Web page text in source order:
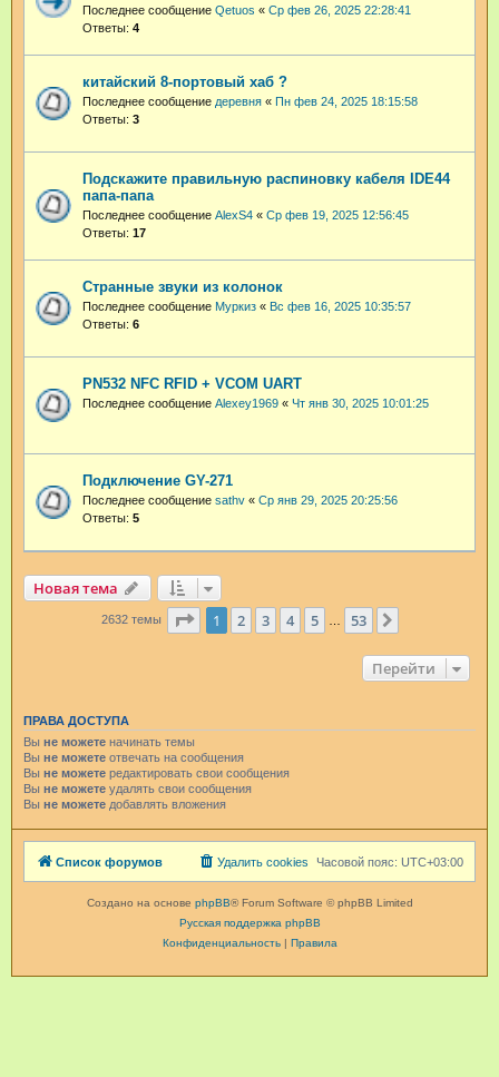
Последнее сообщение Qetuos « Ср фев 26, 2025 22:28:41
Ответы: 4
китайский 8-портовый хаб ?
Последнее сообщение деревня « Пн фев 24, 2025 18:15:58
Ответы: 3
Подскажите правильную распиновку кабеля IDE44
папа-папа
Последнее сообщение AlexS4 « Ср фев 19, 2025 12:56:45
Ответы: 17
Странные звуки из колонок
Последнее сообщение Муркиз « Вс фев 16, 2025 10:35:57
Ответы: 6
PN532 NFC RFID + VCOM UART
Последнее сообщение Alexey1969 « Чт янв 30, 2025 10:01:25
Подключение GY-271
Последнее сообщение sathv « Ср янв 29, 2025 20:25:56
Ответы: 5
Новая тема
2632 темы Страница из 53
1 2 3 4 5 53
Перейти
ПРАВА ДОСТУПА
Вы не можете начинать темы
Вы не можете отвечать на сообщения
Вы не можете редактировать свои сообщения
Вы не можете удалять свои сообщения
Вы не можете добавлять вложения
Список форумов Часовой пояс: UTC+03:00
Удалить cookies
Создано на основе phpBB® Forum Software © phpBB Limited
Русская поддержка phpBB
Конфиденциальность| Правила